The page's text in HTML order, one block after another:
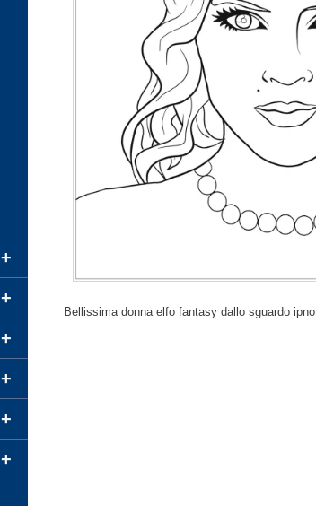
Bellissima donna elfo fantasy dallo sguardo
+
+
+
+
+
+